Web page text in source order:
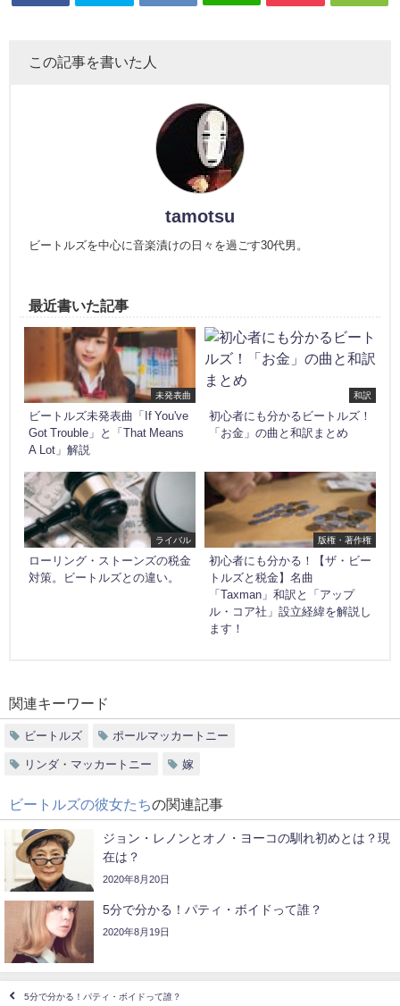
この記事を書いた人
tamotsu
ビートルズを中心に音楽漬けの日々を過ごす30代男。
最近書いた記事
未発表曲
ビートルズ未発表曲「If You've
Got Trouble」と「That Means
A Lot」解説
和訳
初心者にも分かるビートルズ！
「お金」の曲と和訳まとめ
ライバル
ローリング・ストーンズの税金
対策。ビートルズとの違い。
版権・著作権
初心者にも分かる！【ザ・ビー
トルズと税金】名曲
「Taxman」和訳と「アップ
ル・コア社」設立経緯を解説し
ます！
関連キーワード
ビートルズ ポールマッカートニー
リンダ・マッカートニー 嫁
ビートルズの彼女たちの関連記事
ジョン・レノンとオノ・ヨーコの馴れ初めとは？現
在は？
2020年8月20日
5分で分かる！パティ・ボイドって誰？
2020年8月19日
5分で分かる！パティ・ボイドって誰？